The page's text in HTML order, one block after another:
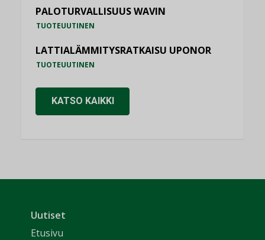
PALOTURVALLISUUS WAVIN
TUOTEUUTINEN
LATTIALÄMMITYSRATKAISU UPONOR
TUOTEUUTINEN
KATSO KAIKKI
Uutiset
Etusivu